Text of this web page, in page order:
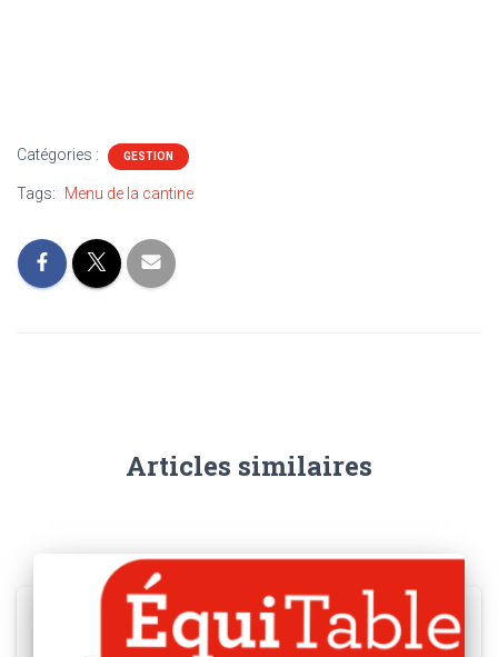
Catégories : GESTION
Tags: Menu de la cantine
Articles similaires